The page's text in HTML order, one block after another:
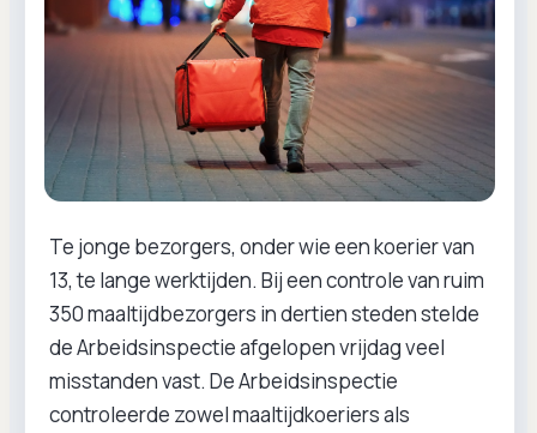
Te jonge bezorgers, onder wie een koerier van
13, te lange werktijden. Bij een controle van ruim
350 maaltijdbezorgers in dertien steden stelde
de Arbeidsinspectie afgelopen vrijdag veel
misstanden vast. De Arbeidsinspectie
controleerde zowel maaltijdkoeriers als